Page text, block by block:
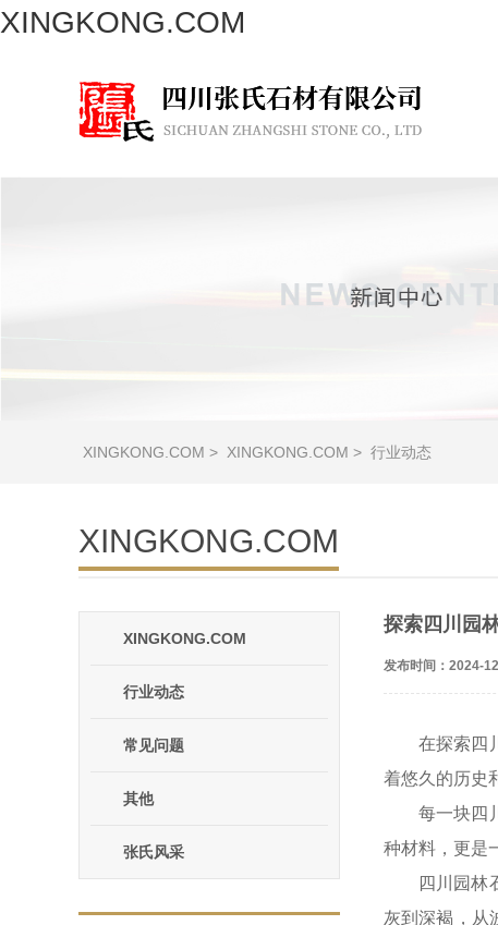
XINGKONG.COM
XINGKONG.COM > XINGKONG.COM > 行业动态
XINGKONG.COM
XINGKONG.COM
行业动态
常见问题
其他
张氏风采
探索四川园
发布时间：2024-
在探索四
着悠久的历史
每一块四
种材料，更是
四川园林
灰到深褐，从